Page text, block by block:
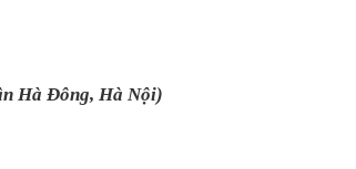
Hà Đông, Hà Nội)